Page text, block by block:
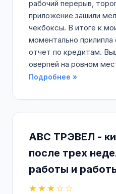
рабочий перерыв,
приложение зашили
чекбоксы. В итоге к
моментально прилипла
отчет по кредитам.
оверпей на ровном
Подробнее »
АВС ТРЭВЕЛ -
после трех
работы и
★★★☆☆